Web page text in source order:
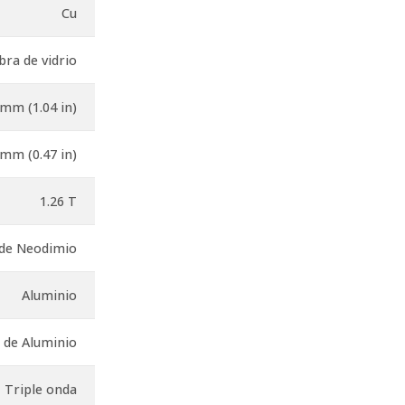
Cu
de vidrio
(1.04 in)
(0.47 in)
1.26 T
Neodimio
Aluminio
Aluminio
Triple onda